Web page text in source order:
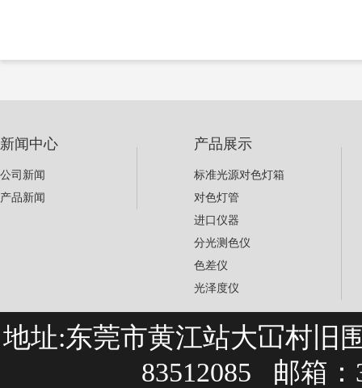
新闻中心
公司新闻
产品新闻
产品展示
标准光源对色灯箱
对色灯管
进口仪器
分光测色仪
色差仪
光泽度仪
地址:东莞市黄江站大冚村旧
83512085 邮箱：